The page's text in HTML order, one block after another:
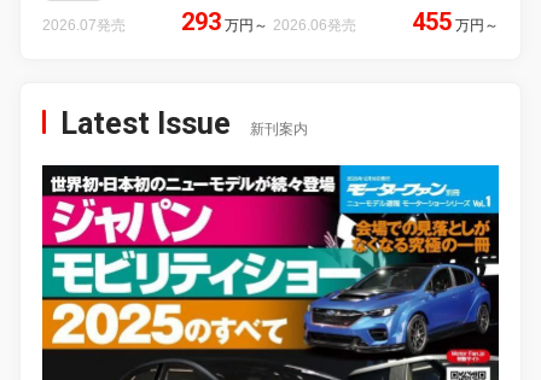
2026.07発売 293 万円 ～ 2026.06発売 455 万円 ～
Latest Issue 新刊案内